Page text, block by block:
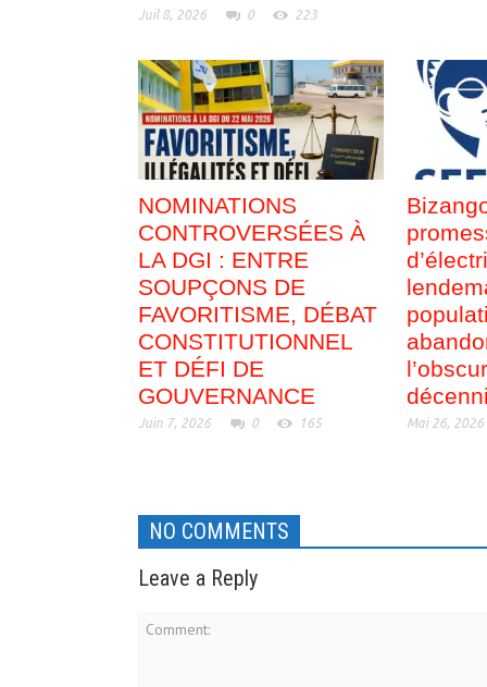
Juil 8, 2026 0 223
NOMINATIONS
CONTROVERSÉES À
LA DGI : ENTRE
SOUPÇONS DE
FAVORITISME, DÉBAT
CONSTITUTIONNEL
ET DÉFI DE
GOUVERNANCE
Juin 7, 2026 0 165 Mai 26, 2026
NO COMMENTS
Leave a Reply